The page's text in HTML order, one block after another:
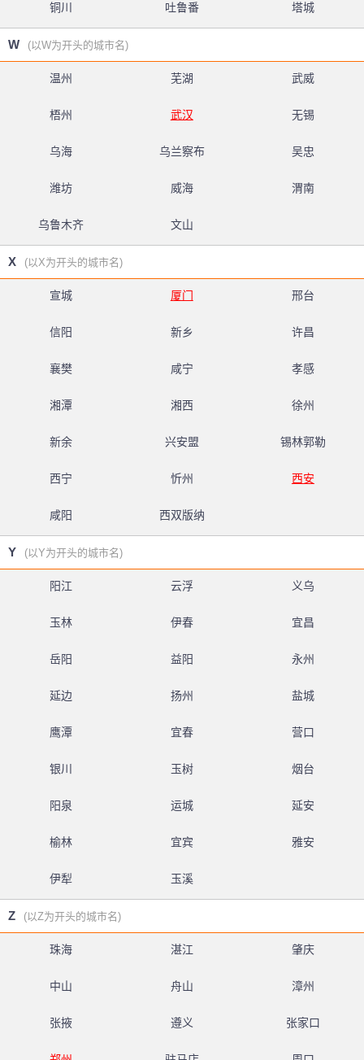
铜川 吐鲁番 塔城
W (以W为开头的城市名)
温州 芜湖 武威
梧州 武汉 无锡
乌海 乌兰察布 吴忠
潍坊 威海 渭南
乌鲁木齐 文山
X (以X为开头的城市名)
宣城 厦门 邢台
信阳 新乡 许昌
襄樊 咸宁 孝感
湘潭 湘西 徐州
新余 兴安盟 锡林郭勒
西宁 忻州 西安
咸阳 西双版纳
Y (以Y为开头的城市名)
阳江 云浮 义乌
玉林 伊春 宜昌
岳阳 益阳 永州
延边 扬州 盐城
鹰潭 宜春 营口
银川 玉树 烟台
阳泉 运城 延安
榆林 宜宾 雅安
伊犁 玉溪
Z (以Z为开头的城市名)
珠海 湛江 肇庆
中山 舟山 漳州
张掖 遵义 张家口